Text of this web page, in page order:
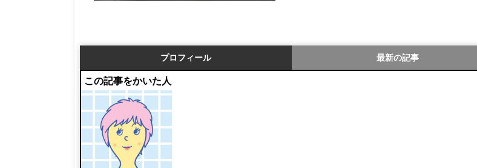
プロフィール 最新の記事
この記事をかいた人